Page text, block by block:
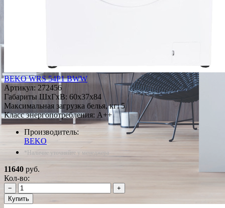
BEKO WRS 54P1 BWW
Артикул: 272456
Габариты ШxГxВ: 60x37x84
Максимальная загрузка белья, кг: 5
Класс энергопотребления: A++
Производитель:
BEKO
*Наличие уточняйте у менеджера
11640 руб.
Кол-во:
−
+
Купить